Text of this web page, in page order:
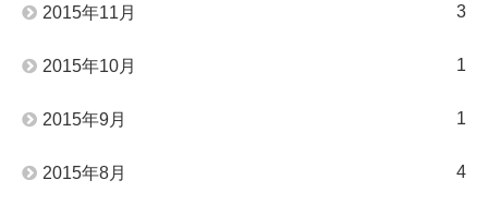
2015年11月 3
2015年10月 1
2015年9月 1
2015年8月 4